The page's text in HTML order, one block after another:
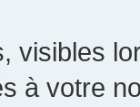
visibles
à votre